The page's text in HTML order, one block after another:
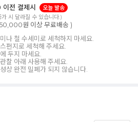
전 결제시
오늘 발송
가 시 달라질 수 있습니다.)
원 이상 무료배송 )
나 철 수세미로 세척하지 마세요.
펀지로 세척해 주세요.
두지 마세요.
찰 아래 사용해 주세요.
상 완전 밀폐가 되지 않습니다.